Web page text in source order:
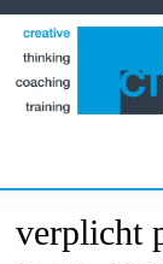
verplicht